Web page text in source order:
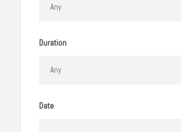
Duration
Date